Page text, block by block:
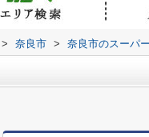
> 奈良市 > 奈良市のスーパ